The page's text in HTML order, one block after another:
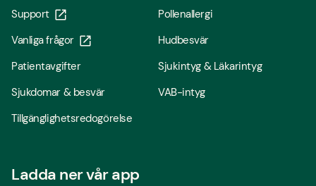
Support
Vanliga frågor
Patientavgifter
Sjukdomar & besvär
Tillgänglighetsredogörelse
Pollenallergi
Hudbesvär
Sjukintyg & Läkarintyg
VAB-intyg
Ladda ner vår app